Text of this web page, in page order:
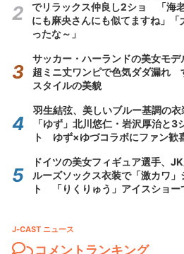
でリラックス仲良し2ショ 「海
にも麻央さんにも似てますね」「
ったな～」
サッカー・ハーランドの美女モデ
超ミニ丈ワンピで色気ダダ漏れ
スタイルの美貌
羽生結弦、美しいブルー基調の衣
「ゆず」北川悠仁・岩沢厚治と3
ト ゆず×ゆづコラボにファン歓
ドイツの美女フィギュア選手、
ルーズソックス衣装で「激カワ」
ト 「りくりゅう」アイスショー
J-CAST ニュース
コメントランキング